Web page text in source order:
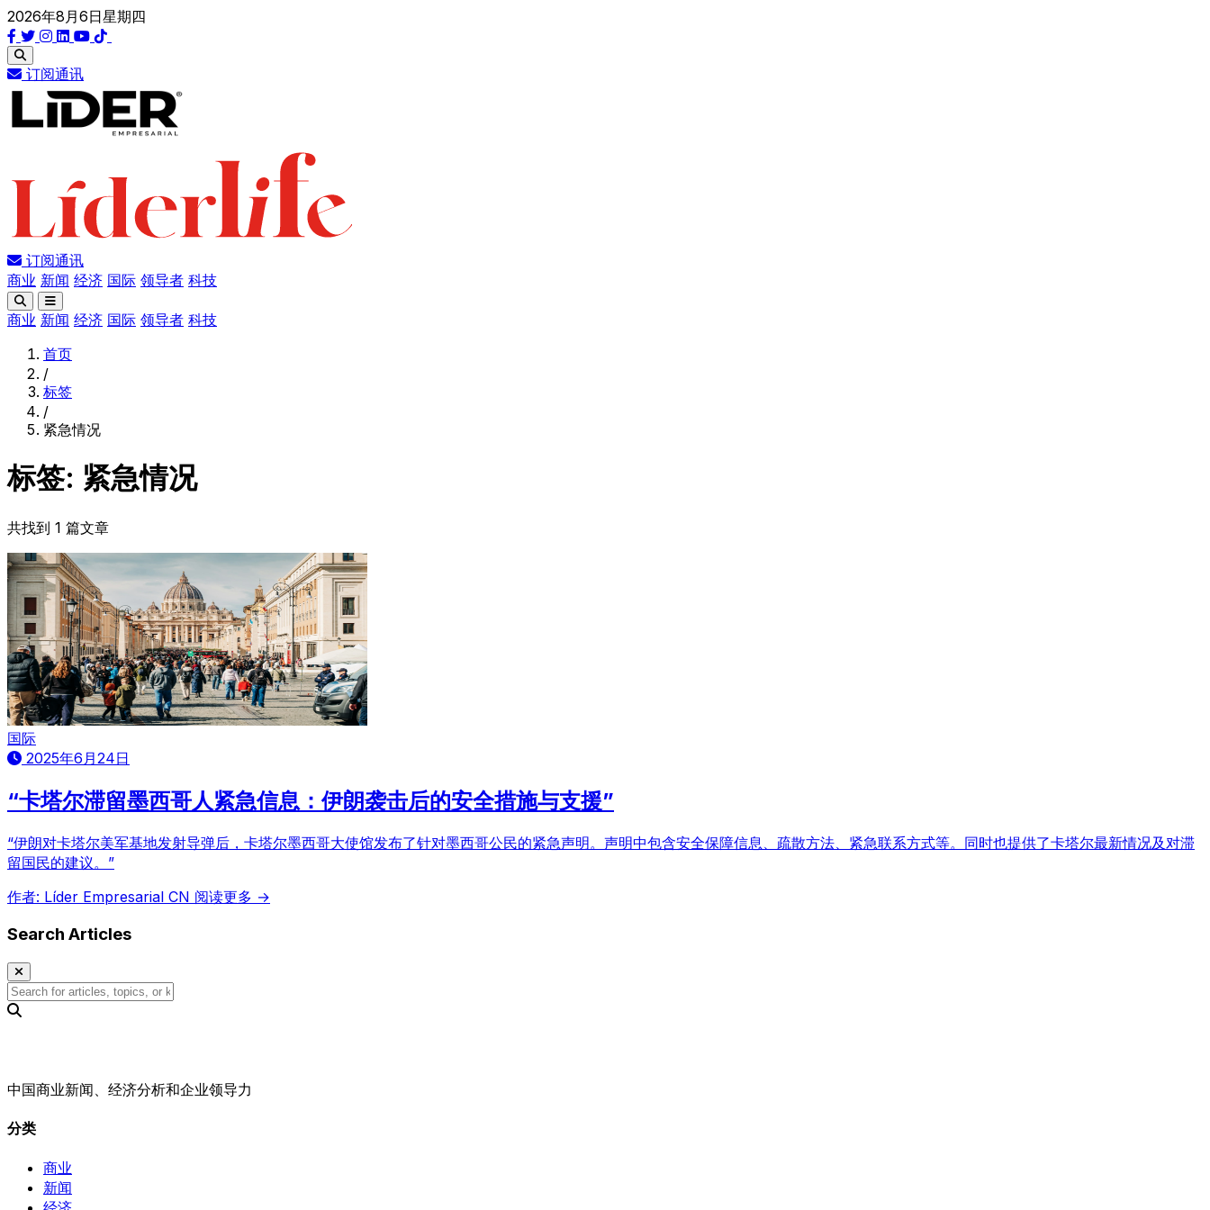
2026年8月6日星期四
订阅通讯
订阅通讯
商业 新闻 经济 国际 领导者 科技
商业 新闻 经济 国际 领导者 科技
首页
/
标签
/
紧急情况
标签: 紧急情况
共找到 1 篇文章
国际
2025年6月24日
“卡塔尔滞留墨西哥人紧急信息：伊朗袭击后的安全措施与支援”
“伊朗对卡塔尔美军基地发射导弹后，卡塔尔墨西哥大使馆发布了针对墨西哥公民的紧急声明。声明中包含安全保障信息、疏散方法、紧急联系方式等。同时也提供了卡塔尔最新情况及对滞
留国民的建议。”
作者: Líder Empresarial CN 阅读更多 →
Search Articles
中国商业新闻、经济分析和企业领导力
分类
商业
新闻